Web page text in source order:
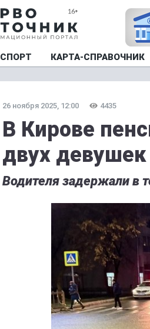
СПОРТ КАРТА-СПРАВОЧНИК
26 ноября 2025, 12:00 4435
В Кирове
двух
Водителя задержали в